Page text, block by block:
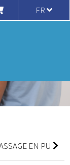
FR
EN PU